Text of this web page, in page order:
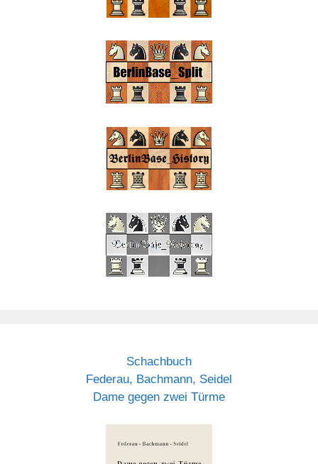
Schachbuch
Federau, Bachmann, Seidel
Dame gegen zwei Türme